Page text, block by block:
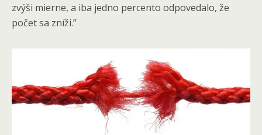
zvýši mierne, a iba jedno percento odpovedalo, že
počet sa zníži.”